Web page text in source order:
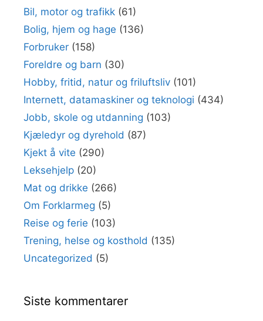
Bil, motor og trafikk (61)
Bolig, hjem og hage (136)
Forbruker (158)
Foreldre og barn (30)
Hobby, fritid, natur og friluftsliv (101)
Internett, datamaskiner og teknologi (434)
Jobb, skole og utdanning (103)
Kjæledyr og dyrehold (87)
Kjekt å vite (290)
Leksehjelp (20)
Mat og drikke (266)
Om Forklarmeg (5)
Reise og ferie (103)
Trening, helse og kosthold (135)
Uncategorized (5)
Siste kommentarer